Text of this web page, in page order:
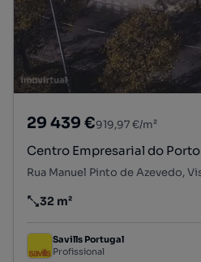
29 439 €919,97 €/m²
Centro Empresarial do Porto
Preço por metro quadrado
32 m²
Savills Portugal
Profissional